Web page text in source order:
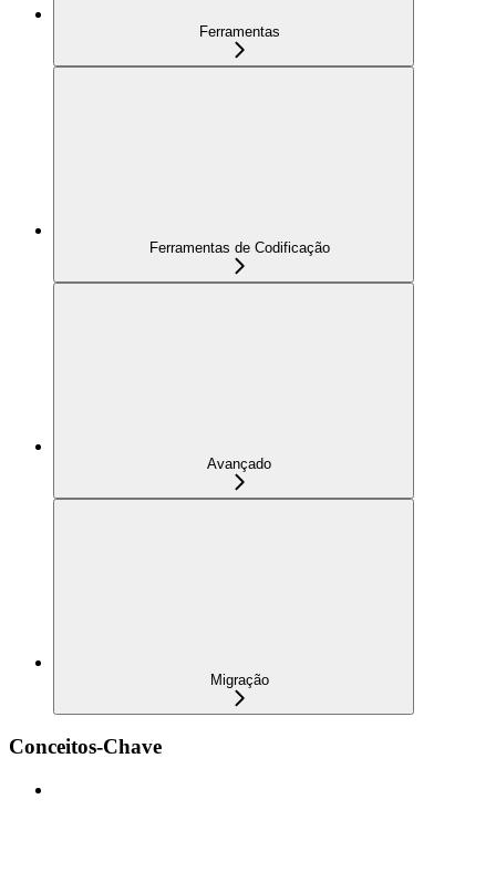
Ferramentas
Ferramentas de Codificação
Avançado
Migração
Conceitos-Chave